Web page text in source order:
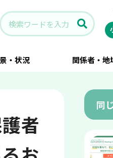
・状況 関係者・地
と、よくあるお悩みへの対応策 ー認定
者
同